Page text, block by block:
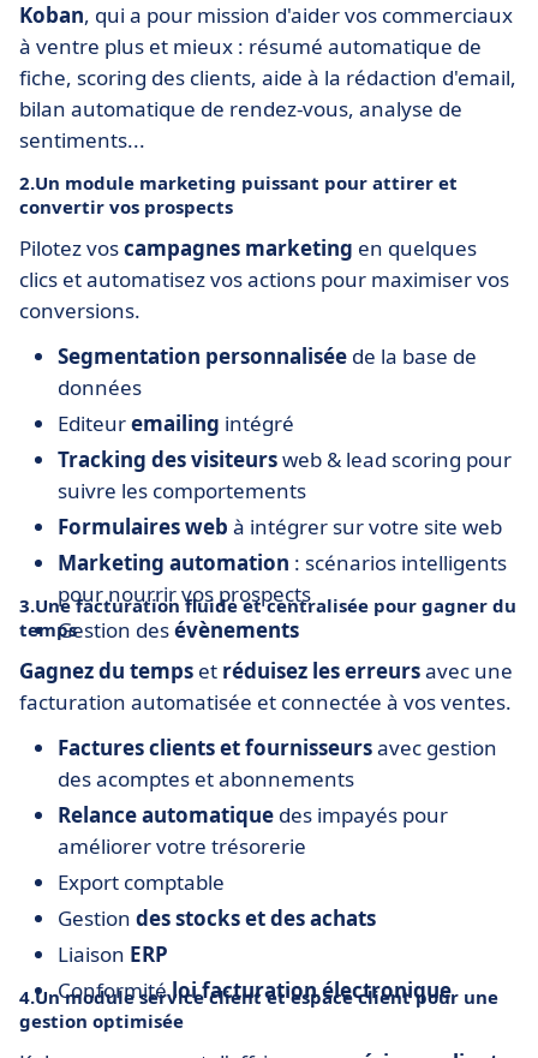
Koban, qui a pour mission d'aider vos commerciaux
à ventre plus et mieux : résumé automatique de
fiche, scoring des clients, aide à la rédaction d'email,
bilan automatique de rendez-vous, analyse de
sentiments...
2.Un module marketing puissant pour attirer et
convertir vos prospects
Pilotez voscampagnes marketing en quelques
clics et automatisez vos actions pour maximiser vos
conversions.
Segmentation personnalisée de la base de
données
Editeuremailing intégré
Tracking des visiteursweb & lead scoring pour
suivre les comportements
Formulaires web à intégrer sur votre site web
Marketing automation : scénarios intelligents
pour nourrir vos prospects
Gestion desévènements
3.Une facturation fluide et centralisée pour gagner du
temps
Gagnez du temps et réduisez les erreursavec une
facturation automatisée et connectée à vos ventes.
Factures clients et fournisseursavec gestion
des acomptes et abonnements
Relance automatique des impayés pour
améliorer votre trésorerie
Export comptable
Gestion des stocks et des achats
Liaison ERP
Conformitéloi facturation électronique
4.Un module service client et espace client pour une
gestion optimisée